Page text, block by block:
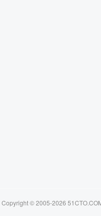
Copyright © 2005-2026